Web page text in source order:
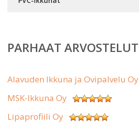
PARHAAT ARVOSTELUT
Alavuden Ikkuna ja Ovipalvelu Oy
MSK-Ikkuna Oy
Lipaprofiili Oy